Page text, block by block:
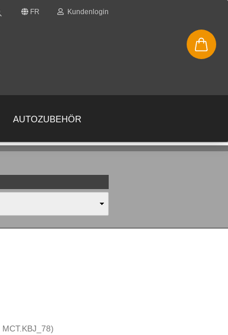
FR Kundenlogin
AUTOZUBEHÖR
MCT.KBJ_78)